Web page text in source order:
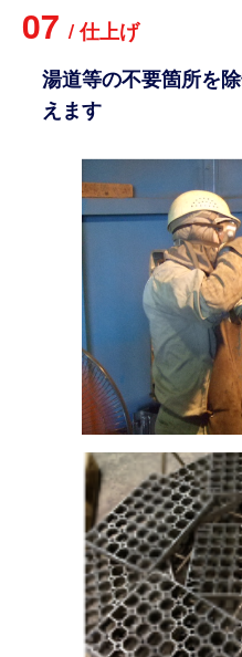
07 /仕上げ
湯道等の不要箇所を
えます